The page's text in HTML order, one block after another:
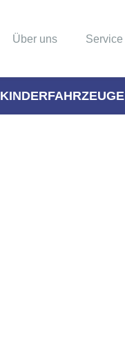
Über uns Service
KINDERFAHRZEUGE